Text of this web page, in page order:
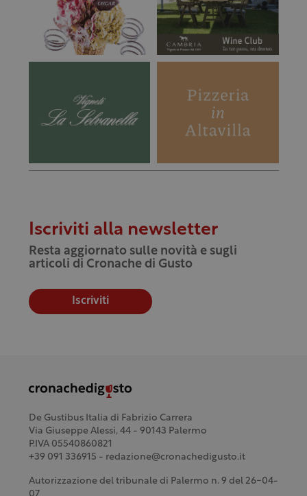
Iscriviti alla newsletter
Resta aggiornato sulle novità e sugli
articoli di Cronache di Gusto
Iscriviti
De Gustibus Italia di Fabrizio Carrera
Via Giuseppe Alessi, 44 - 90143 Palermo
P.IVA 05540860821
+39 091 336915 - redazione@cronachedigusto.it
Autorizzazione del tribunale di Palermo n. 9 del 26-04-